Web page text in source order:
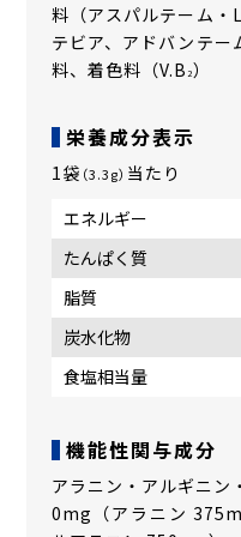
料（アスパルテーム・
テビア、アドバンテー
料、着色料（V.B 2）
栄養成分表示
1袋 （3.3g） 当たり
エネルギー
たんぱく質
脂質
炭水化物
食塩相当量
機能性関与成分
アラニン・アルギニン
0mg（アラニン